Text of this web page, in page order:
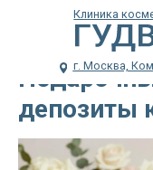
г. Москва, Коммунарка,
Клиника косметологии
депозиты